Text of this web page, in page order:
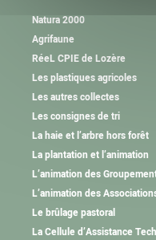
Natura 2000
Agrifaune
RéeL CPIE de Lozère
Les plastiques agricoles
Les autres collectes
Les consignes de tri
La haie et l’arbre hors forêt
La plantation et l’animation
L’animation des
L’animation des
Le brûlage pastoral
La Cellule d’Assistance